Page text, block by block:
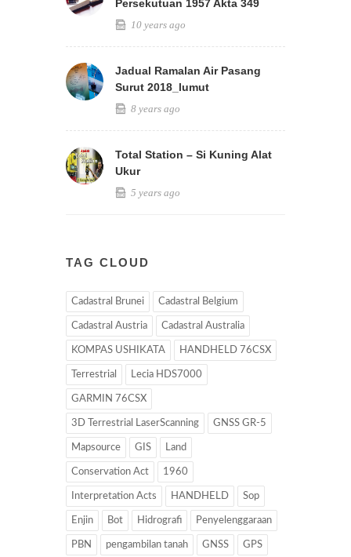
Persekutuan 1957 Akta 349
10 years ago
Jadual Ramalan Air Pasang
Surut 2018_lumut
8 years ago
Total Station – Si Kuning Alat
Ukur
5 years ago
TAG CLOUD
Cadastral Brunei Cadastral Belgium
Cadastral Austria Cadastral Australia
KOMPAS USHIKATA HANDHELD 76CSX
Terrestrial Lecia HDS7000
GARMIN 76CSX
3D Terrestrial LaserScanning GNSS GR-5
Mapsource GIS Land
Conservation Act 1960
Interpretation Acts HANDHELD Sop
Enjin Bot Hidrografi Penyelenggaraan
PBN pengambilan tanah GNSS GPS